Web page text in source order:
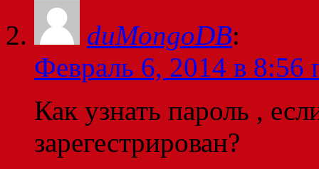
duMongoDB:
Февраль 6, 2014 в 8:56
Как узнать пароль ,
зарегестрирован?